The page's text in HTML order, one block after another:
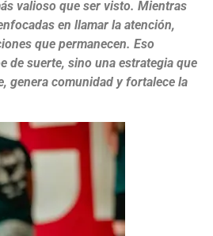
valioso que ser visto. Mientras
en llamar la atención,
que permanecen. Eso
de suerte, sino una estrategia que
genera comunidad y fortalece la